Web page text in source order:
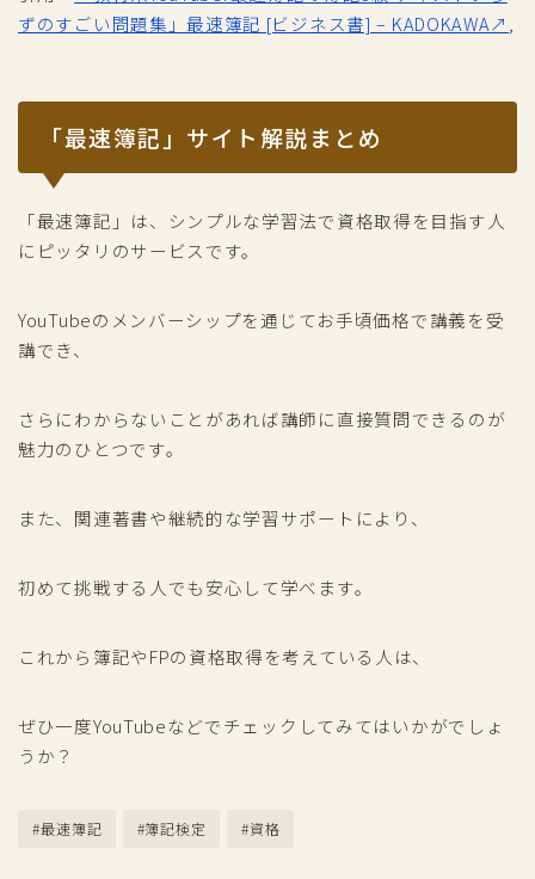
ずのすごい問題集」最速簿記 [ビジネス書] – KADOKAWA↗
「最速簿記」サイト解説まとめ
「最速簿記」は、シンプルな学習法で資格取得を目指す人
にピッタリのサービスです。
YouTubeのメンバーシップを通じてお手頃価格で講義を受
講でき、
さらにわからないことがあれば講師に直接質問できるのが
魅力のひとつです。
また、関連著書や継続的な学習サポートにより、
初めて挑戦する人でも安心して学べます。
これから簿記やFPの資格取得を考えている人は、
ぜひ一度YouTubeなどでチェックしてみてはいかがでしょ
うか？
#最速簿記 #簿記検定 #資格